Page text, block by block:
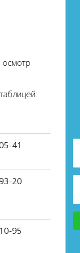
осмотр
41
20
95